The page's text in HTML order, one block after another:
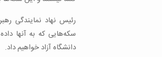
سکه‌هایی که به آنها
دانشگاه آزاد خواهیم داد.